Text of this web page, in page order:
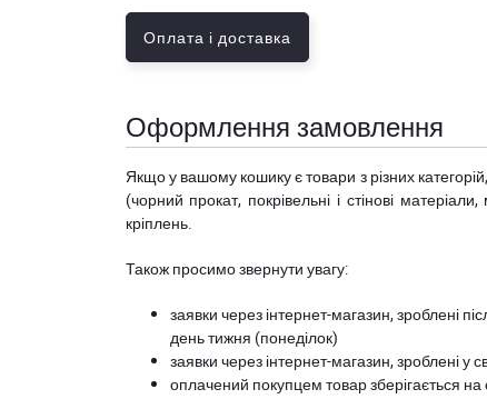
Оплата і доставка
Оформлення замовлення
Якщо у вашому кошику є товари з різних
(чорний прокат, покрівельні і стінові
кріплень.
Також просимо звернути увагу:
заявки через інтернет-магазин, зроблені
день тижня (понеділок)
заявки через інтернет-магазин, зроблені у
оплачений покупцем товар зберігається на